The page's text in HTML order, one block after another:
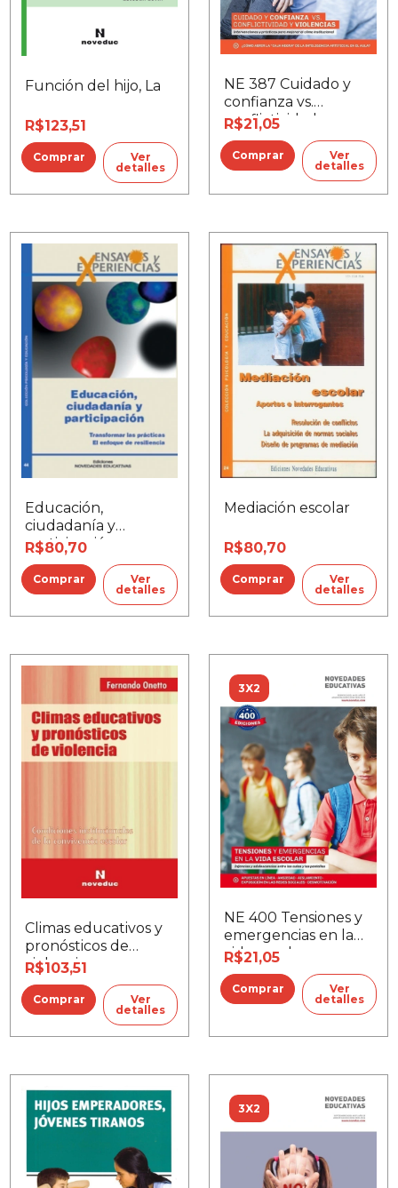
Función del hijo, La
R$123,51
Ver
detalles
NE 387 Cuidado y
confianza vs.
conflictividad y
violencia
R$21,05
Ver
detalles
Educación,
ciudadanía y
participación
R$80,70
Ver
detalles
Mediación escolar
R$80,70
Ver
detalles
Climas educativos y
pronósticos de
violencia
R$103,51
Ver
detalles
3X2
NE 400 Tensiones y
emergencias en la
vida escolar
R$21,05
Ver
detalles
3X2